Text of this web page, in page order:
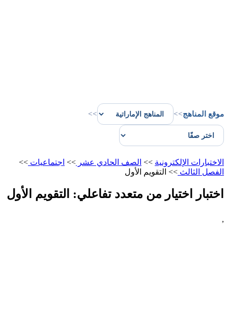
موقع المناهج>>
>>
الاختبارات الإلكترونية >> الصف الحادي عشر >> اجتماعيات >>
الفصل الثالث >> التقويم الأول
اختبار اختيار من متعدد تفاعلي: التقويم الأول